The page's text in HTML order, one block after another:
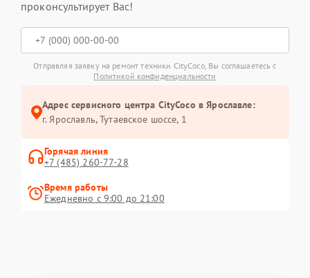
проконсультирует Вас!
Отправляя заявку на ремонт техники CityCoco, Вы соглашаетесь с
Политикой конфиденциальности
Адрес сервисного центра CityCoco в Ярославле:
г. Ярославль, Тутаевское шоссе, 1
Горячая линия
+7 (485) 260-77-28
Время работы
Ежедневно с 9:00 до 21:00